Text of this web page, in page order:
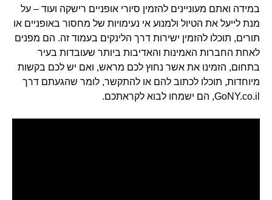
במידה ואתם מעוניינים להזמין סיורי אופניים רישקה ועוד – על
מנת לייעל את הטיול ולמנוע אי נעימויות של מחסור באופניים או
תורים, תוכלו להזמין ישירות דרך הלינקים בעמוד זה. הם מפנים
לאחת החברות האמינות והאדיבות ביותר שעובדות בעיר
בתחום, הזמינו את אשר נחוץ לכם מראש, ואם יש לכם בקשות
מיוחדות, תוכלו לכתוב להם או להתקשר, לומר שהגעתם דרך
GoNY.co.il, הם ישמחו לבוא לקראתכם.